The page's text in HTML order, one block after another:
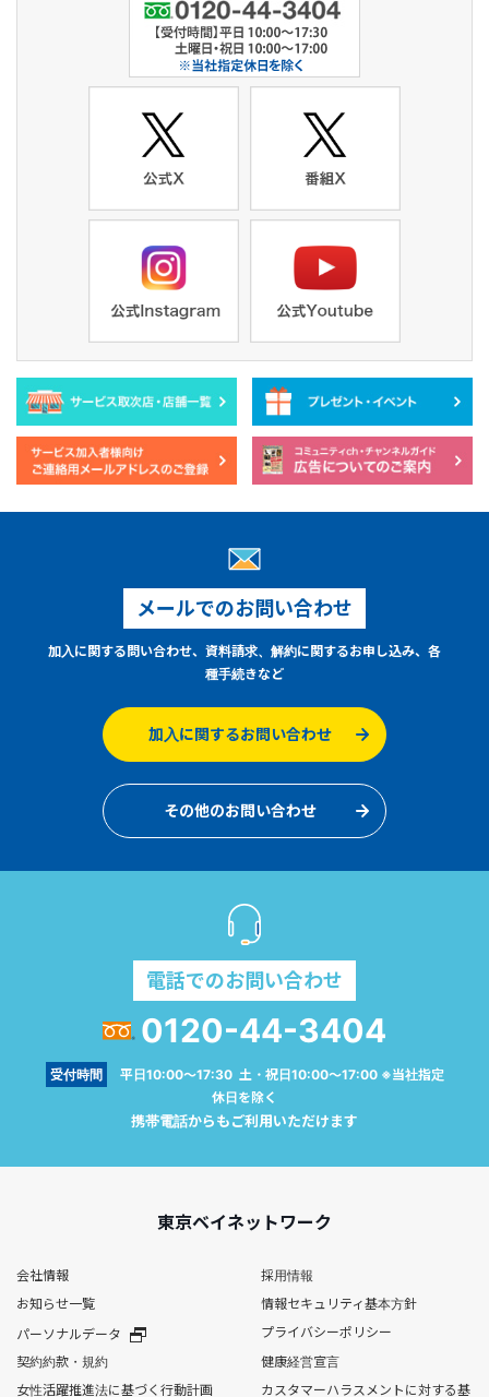
メールでのお問い合わせ
加入に関する問い合わせ、資料請求、解約に関するお申し込み、各
種手続きなど
加入に関するお問い合わせ
その他のお問い合わせ
電話でのお問い合わせ
0120-44-3404
受付時間
平日10:00～17:30 土・祝日10:00～17:00 ※当社指定
休日を除く
携帯電話からもご利用いただけます
東京ベイネットワーク
会社情報
採用情報
お知らせ一覧
情報セキュリティ基本方針
パーソナルデータ
プライバシーポリシー
契約約款・規約
健康経営宣言
女性活躍推進法に基づく行動計画
カスタマーハラスメントに対する基